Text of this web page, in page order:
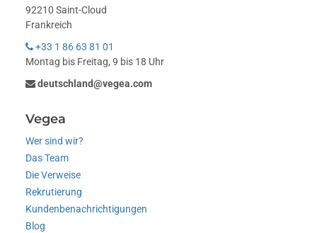
92210 Saint-Cloud
Frankreich
+33 1 86 63 81 01
Montag bis Freitag, 9 bis 18 Uhr
deutschland@vegea.com
Vegea
Wer sind wir?
Das Team
Die Verweise
Rekrutierung
Kundenbenachrichtigungen
Blog